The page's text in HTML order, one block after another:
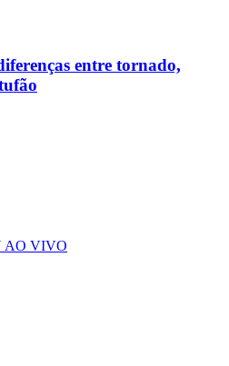
entre tornado,
AO VIVO